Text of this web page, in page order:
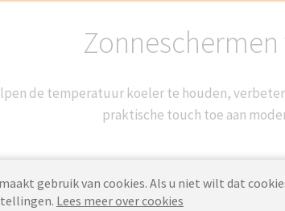
de temperatuur koeler te houden,
praktische touch toe aan
Uitschuifbaar zonnescherm
voor huis
gebruik van cookies. Als u niet wilt dat
Lees meer over cookies